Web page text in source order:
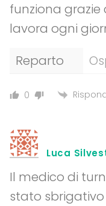
funziona grazie
lavora ogni
Reparto
0
Luca
Il medico di
stato